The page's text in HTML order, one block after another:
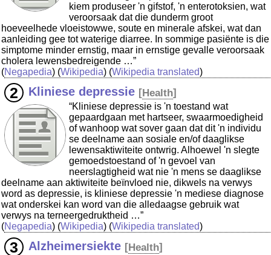
kiem produseer 'n gifstof, 'n enterotoksien, wat
veroorsaak dat die dunderm groot
hoeveelhede vloeistowwe, soute en minerale afskei, wat dan
aanleiding gee tot waterige diarree. In sommige pasiënte is die
simptome minder ernstig, maar in ernstige gevalle veroorsaak
cholera lewensbedreigende …”
(Negapedia) (Wikipedia) (Wikipedia translated)
Kliniese depressie [Health]
“Kliniese depressie is 'n toestand wat
gepaardgaan met hartseer, swaarmoedigheid
of wanhoop wat sover gaan dat dit 'n individu
se deelname aan sosiale en/of daaglikse
lewensaktiwiteite ontwrig. Alhoewel 'n slegte
gemoedstoestand of 'n gevoel van
neerslagtigheid wat nie 'n mens se daaglikse
deelname aan aktiwiteite beïnvloed nie, dikwels na verwys
word as depressie, is kliniese depressie 'n mediese diagnose
wat onderskei kan word van die alledaagse gebruik wat
verwys na terneergedruktheid …”
(Negapedia) (Wikipedia) (Wikipedia translated)
Alzheimersiekte [Health]